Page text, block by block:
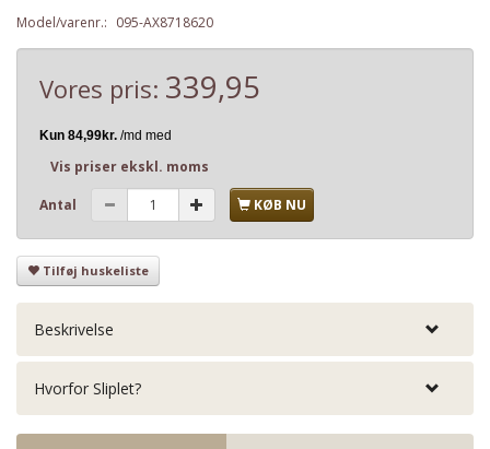
Model/varenr.: 095-AX8718620
Vores pris: 339,95
Vis priser ekskl. moms
Antal KØB NU
Tilføj huskeliste
Beskrivelse
Hvorfor Sliplet?